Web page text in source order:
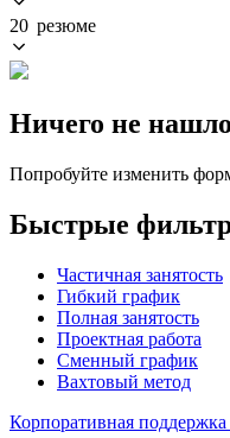
20 резюме
Ничего не
Попробуйте изменить
Быстрые
Частичная занятость
Гибкий график
Полная занятость
Проектная работа
Сменный график
Вахтовый метод
Корпоративная поддержка